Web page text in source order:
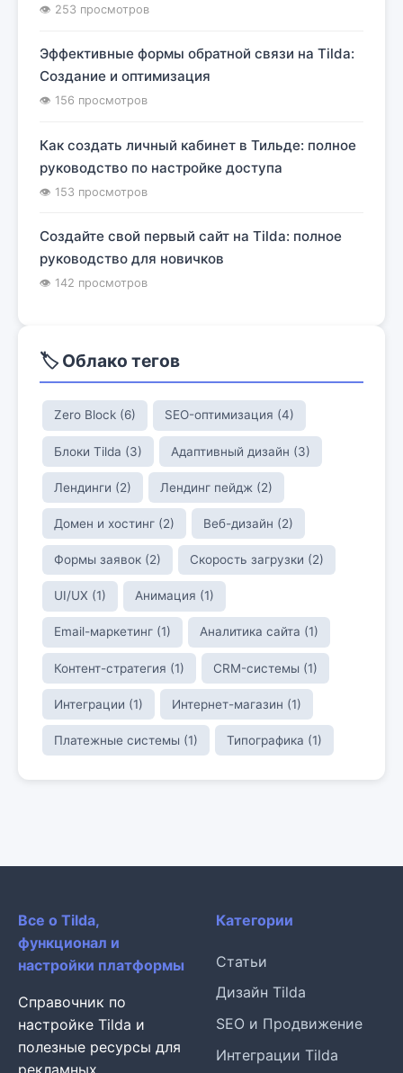
👁 253 просмотров
Эффективные формы обратной связи на Tilda:
Создание и оптимизация
👁 156 просмотров
Как создать личный кабинет в Тильде: полное
руководство по настройке доступа
👁 153 просмотров
Создайте свой первый сайт на Tilda: полное
руководство для новичков
👁 142 просмотров
🏷️ Облако тегов
Zero Block (6) SEO-оптимизация (4)
Блоки Tilda (3) Адаптивный дизайн (3)
Лендинги (2) Лендинг пейдж (2)
Домен и хостинг (2) Веб-дизайн (2)
Формы заявок (2) Скорость загрузки (2)
UI/UX (1) Анимация (1)
Email-маркетинг (1) Аналитика сайта (1)
Контент-стратегия (1) CRM-системы (1)
Интеграции (1) Интернет-магазин (1)
Платежные системы (1) Типографика (1)
Все о Tilda,
функционал и
настройки платформы
Справочник по
настройке Tilda и
полезные ресурсы для
Категории
Статьи
Дизайн Tilda
SEO и Продвижение
Интеграции Tilda